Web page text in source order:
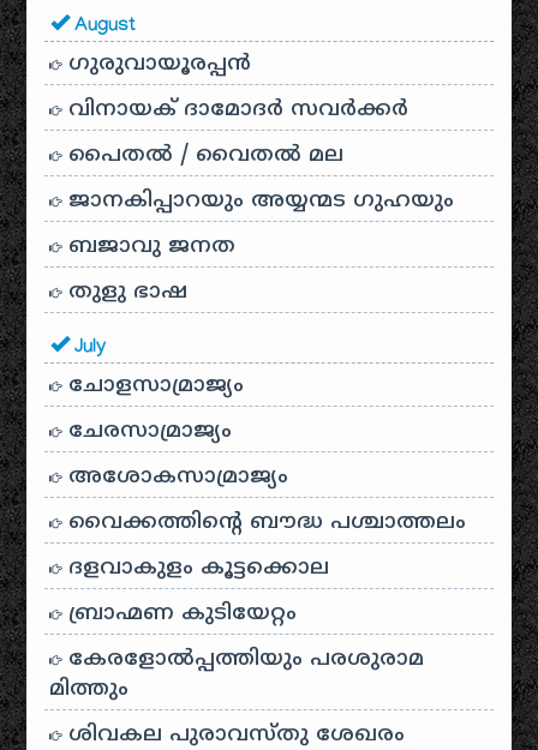
August
ഗുരുവായൂരപ്പൻ
വിനായക് ദാമോദർ സവർക്കർ
പൈതൽ / വൈതൽ മല
ജാനകിപ്പാറയും അയ്യന്മട ഗുഹയും
ബജാവു ജനത
തുളു ഭാഷ
July
ചോളസാമ്രാജ്യം
ചേരസാമ്രാജ്യം
അശോകസാമ്രാജ്യം
വൈക്കത്തിന്റെ ബൗദ്ധ പശ്ചാത്തലം
ദളവാകുളം കൂട്ടക്കൊല
ബ്രാഹ്മണ കുടിയേറ്റം
കേരളോൽപ്പത്തിയും പരശുരാമ
മിത്തും
ശിവകല പുരാവസ്തു ശേഖരം